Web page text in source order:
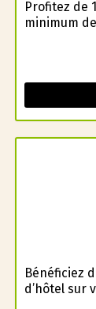
Profitez de
minimum
Bénéficiez
d’hôtel sur